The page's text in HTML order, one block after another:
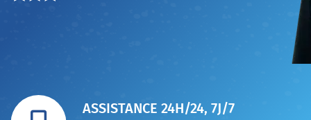
ASSISTANCE 24H/24, 7J/7